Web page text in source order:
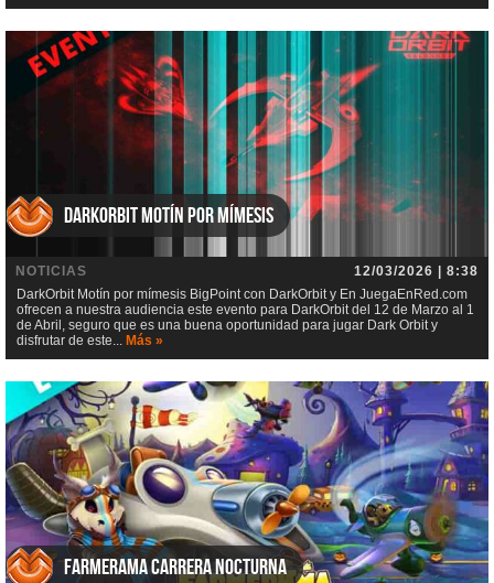
DarkOrbit Motín por mímesis
NOTICIAS
12/03/2026 | 8:38
DarkOrbit Motín por mímesis BigPoint con DarkOrbit y En JuegaEnRed.com
ofrecen a nuestra audiencia este evento para DarkOrbit del 12 de Marzo al 1
de Abril, seguro que es una buena oportunidad para jugar Dark Orbit y
disfrutar de este... Más »
Farmerama Carrera nocturna